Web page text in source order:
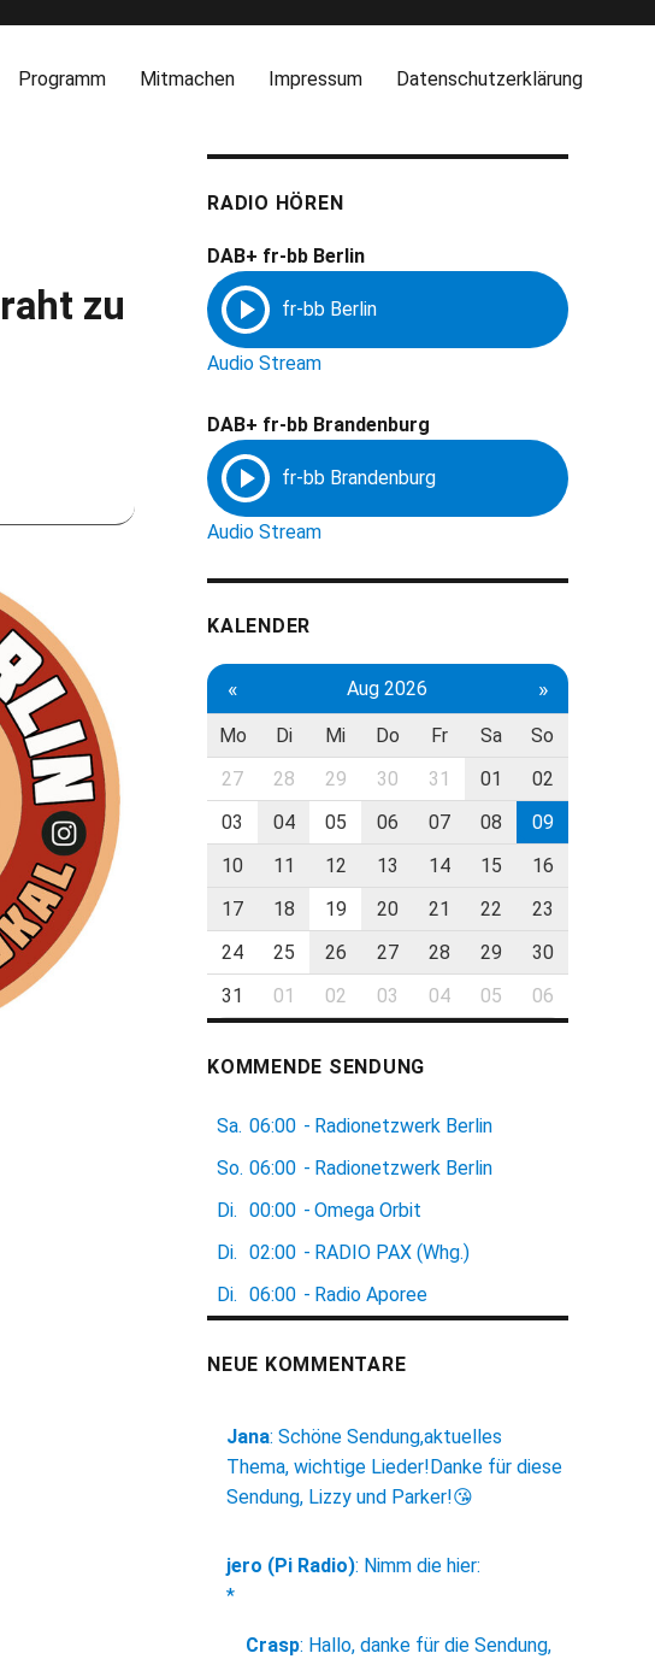
Programm Mitmachen Impressum Datenschutzerklärung
zu
RADIO HÖREN
DAB+ fr-bb Berlin
Audio Stream
DAB+ fr-bb Brandenburg
Audio Stream
KALENDER
« Aug 2026 »
Mo Di Mi Do Fr Sa
So
27
28 29 30 31 01
02
03
04 05 06 07 08
09
10
11 12 13 14 15
16
17
18 19 20 21 22
23
24
25 26 27 28 29
30
31
01 02 03 04 05 06
KOMMENDE SENDUNG
Sa. 06:00 - Radionetzwerk Berlin
So. 06:00 - Radionetzwerk Berlin
Di. 00:00 - Omega Orbit
Di. 02:00 - RADIO PAX (Whg.)
Di. 06:00 - Radio Aporee
NEUE KOMMENTARE
Jana: Schöne Sendung,aktuelles
Thema, wichtige Lieder!Danke für diese
Sendung, Lizzy und Parker!😘
jero (Pi Radio): Nimm die hier:
*
Crasp: Hallo, danke für die Sendung,